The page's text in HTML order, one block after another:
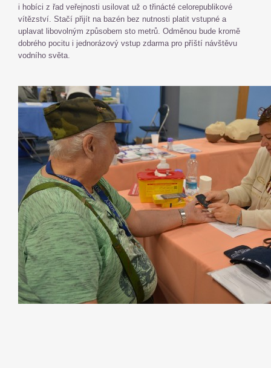
i hobíci z řad veřejnosti usilovat už o třinácté celorepublikové
vítězství. Stačí přijít na bazén bez nutnosti platit vstupné a
uplavat libovolným způsobem sto metrů. Odměnou bude kromě
dobrého pocitu i jednorázový vstup zdarma pro příští návštěvu
vodního světa.